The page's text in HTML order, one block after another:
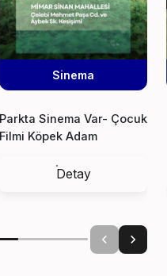
Sinema
Parkta Sinema Var- Çocuk
Filmi Köpek Adam
Detay